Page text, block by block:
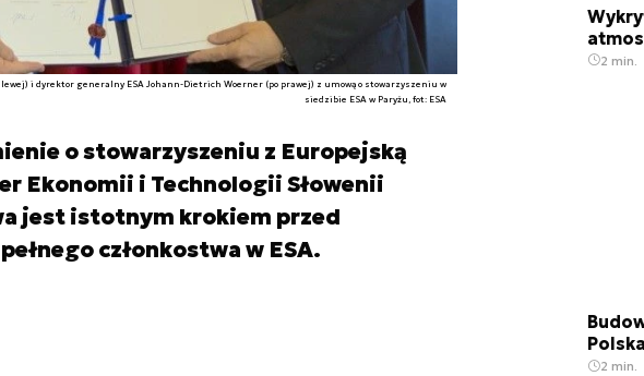
i dyrektor generalny ESA Johann-Dietrich Woerner (po prawej) z umową o stowarzyszeniu w
siedzibie ESA w Paryżu, fot: ESA
o stowarzyszeniu z Europejską
Ekonomii i Technologii Słowenii
jest istotnym krokiem przed
członkostwa w ESA.
2 min.
2 min.